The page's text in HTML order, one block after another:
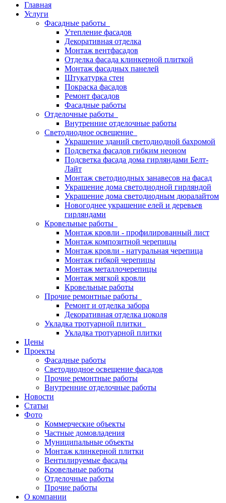
Главная
Услуги
Фасадные работы
Утепление фасадов
Декоративная отделка
Монтаж вентфасадов
Отделка фасада клинкерной плиткой
Монтаж фасадных панелей
Штукатурка стен
Покраска фасадов
Ремонт фасадов
Фасадные работы
Отделочные работы
Внутренние отделочные работы
Светодиодное освещение
Украшение зданий светодиодной бахромой
Подсветка фасадов гибким неоном
Подсветка фасада дома гирляндами Белт-
Лайт
Монтаж светодиодных занавесов на фасад
Украшение дома светодиодной гирляндой
Украшение дома светодиодным дюралайтом
Новогоднее украшение елей и деревьев
гирляндами
Кровельные работы
Монтаж кровли - профилированный лист
Монтаж композитной черепицы
Монтаж кровли - натуральная черепица
Монтаж гибкой черепицы
Монтаж металлочерепицы
Монтаж мягкой кровли
Кровельные работы
Прочие ремонтные работы
Ремонт и отделка забора
Декоративная отделка цоколя
Укладка тротуарной плитки
Укладка тротуарной плитки
Цены
Проекты
Фасадные работы
Светодиодное освещение фасадов
Прочие ремонтные работы
Внутренние отделочные работы
Новости
Статьи
Фото
Коммерческие объекты
Частные домовладения
Муниципальные объекты
Монтаж клинкерной плитки
Вентилируемые фасады
Кровельные работы
Отделочные работы
Прочие работы
О компании